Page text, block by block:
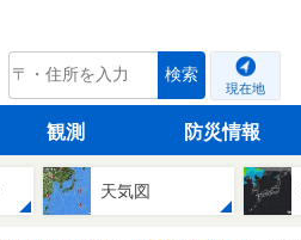
tenki.jp 検索
現在地
観測 防災情報
天気図